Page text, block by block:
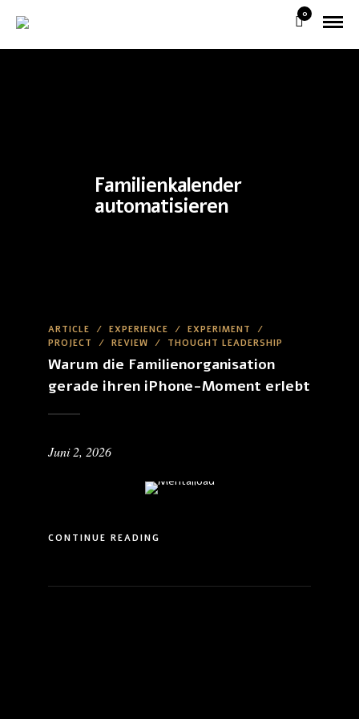
0
Familienkalender
automatisieren
ARTICLE / EXPERIENCE / EXPERIMENT
/
PROJECT
/ REVIEW / THOUGHT LEADERSHIP
Warum die Familienorganisation
gerade ihren iPhone-Moment erlebt
Juni 2, 2026
CONTINUE READING